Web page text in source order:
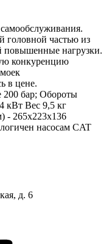
головной частью из
нагрузки.
конкуренцию
в цене.
200 бар; Обороты
кВт Вес 9,5 кг
- 265x223x136
насосам CAT
д. 6